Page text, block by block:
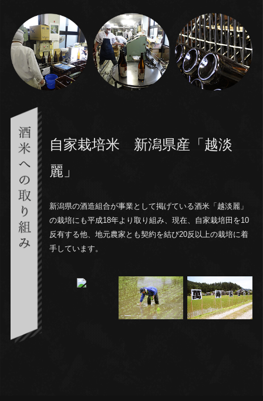
自家栽培米 新潟県産「越淡
麗」
新潟県の酒造組合が事業として掲げている酒米「越淡麗」
の栽培にも平成18年より取り組み、現在、自家栽培田を10
反有する他、地元農家とも契約を結び20反以上の栽培に着
手しています。